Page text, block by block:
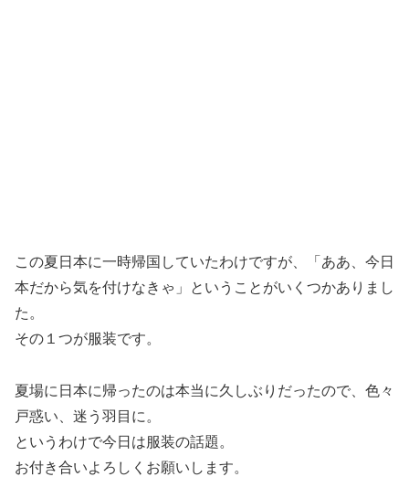
この夏日本に一時帰国していたわけですが、「ああ、今日
本だから気を付けなきゃ」ということがいくつかありまし
た。
その１つが服装です。
夏場に日本に帰ったのは本当に久しぶりだったので、色々
戸惑い、迷う羽目に。
というわけで今日は服装の話題。
お付き合いよろしくお願いします。